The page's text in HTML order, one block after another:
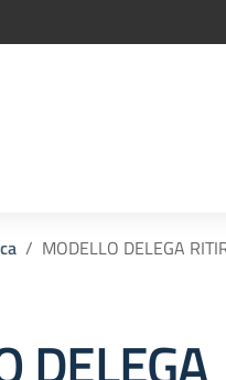
MODELLO DELEGA